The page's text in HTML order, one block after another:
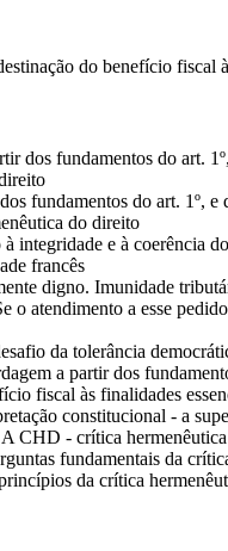
do benefício fiscal
dos fundamentos do art.
fundamentos do art. 1º,
do direito
integridade e à coerência
francês
digno. Imunidade
o atendimento a esse
da tolerância
a partir dos
fiscal às finalidades
constitucional - a
CHD - crítica
fundamentais da
da crítica